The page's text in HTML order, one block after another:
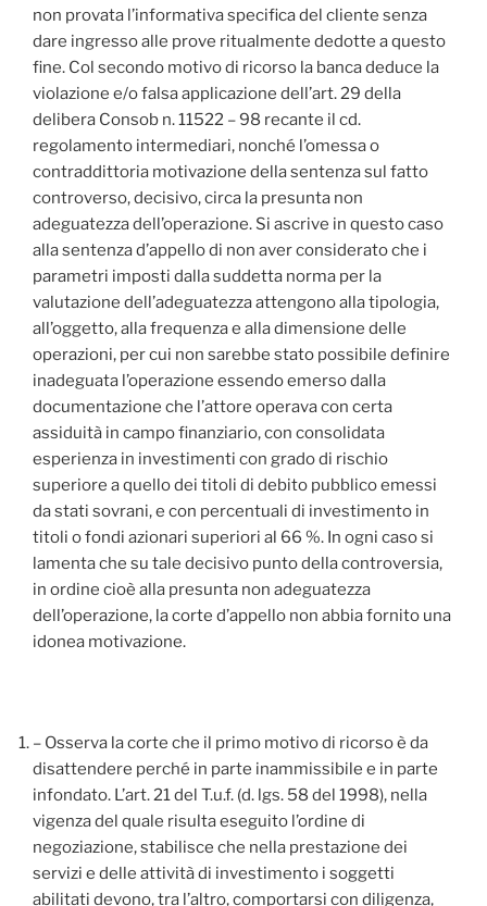
non provata l’informativa specifica del cliente senza
dare ingresso alle prove ritualmente dedotte a questo
fine. Col secondo motivo di ricorso la banca deduce la
violazione e/o falsa applicazione dell’art. 29 della
delibera Consob n. 11522 – 98 recante il cd.
regolamento intermediari, nonché l’omessa o
contraddittoria motivazione della sentenza sul fatto
controverso, decisivo, circa la presunta non
adeguatezza dell’operazione. Si ascrive in questo caso
alla sentenza d’appello di non aver considerato che i
parametri imposti dalla suddetta norma per la
valutazione dell’adeguatezza attengono alla tipologia,
all’oggetto, alla frequenza e alla dimensione delle
operazioni, per cui non sarebbe stato possibile definire
inadeguata l’operazione essendo emerso dalla
documentazione che l’attore operava con certa
assiduità in campo finanziario, con consolidata
esperienza in investimenti con grado di rischio
superiore a quello dei titoli di debito pubblico emessi
da stati sovrani, e con percentuali di investimento in
titoli o fondi azionari superiori al 66 %. In ogni caso si
lamenta che su tale decisivo punto della controversia,
in ordine cioè alla presunta non adeguatezza
dell’operazione, la corte d’appello non abbia fornito una
idonea motivazione.
– Osserva la corte che il primo motivo di ricorso è da
disattendere perché in parte inammissibile e in parte
infondato. L’art. 21 del T.u.f. (d. lgs. 58 del 1998), nella
vigenza del quale risulta eseguito l’ordine di
negoziazione, stabilisce che nella prestazione dei
servizi e delle attività di investimento i soggetti
abilitati devono, tra l’altro, comportarsi con diligenza,